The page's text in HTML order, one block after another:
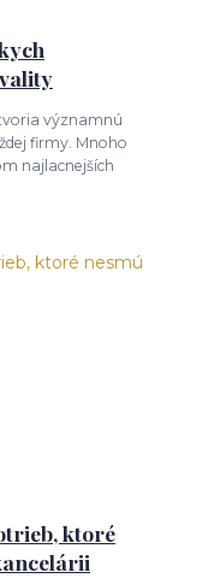
významnú
firmy. Mnoho
najlacnejších
ktoré